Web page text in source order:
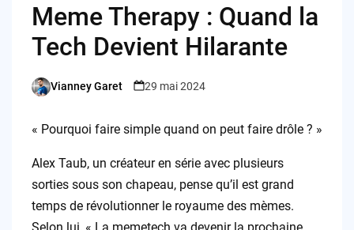
Meme Therapy : Quand la
Tech Devient Hilarante
Posted
Vianney Garet 29 mai 2024
« Pourquoi faire simple quand on peut faire drôle ? »
Alex Taub, un créateur en série avec plusieurs
sorties sous son chapeau, pense qu’il est grand
temps de révolutionner le royaume des mèmes.